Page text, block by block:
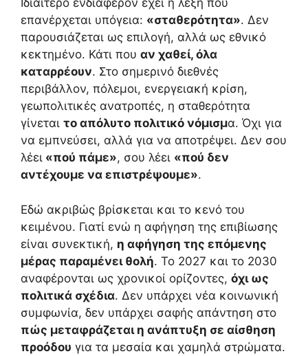
Ιδιαίτερο ενδιαφέρον έχει η λέξη που
επανέρχεται υπόγεια: «σταθερότητα». Δεν
παρουσιάζεται ως επιλογή, αλλά ως εθνικό
κεκτημένο. Κάτι που αν χαθεί, όλα
καταρρέουν. Στο σημερινό διεθνές
περιβάλλον, πόλεμοι, ενεργειακή κρίση,
γεωπολιτικές ανατροπές, η σταθερότητα
γίνεται το απόλυτο πολιτικό νόμισμα. Όχι για
να εμπνεύσει, αλλά για να αποτρέψει. Δεν σου
λέει «πού πάμε», σου λέει «πού δεν
αντέχουμε να επιστρέψουμε».
Εδώ ακριβώς βρίσκεται και το κενό του
κειμένου. Γιατί ενώ η αφήγηση της επιβίωσης
είναι συνεκτική, η αφήγηση της επόμενης
μέρας παραμένει θολή. Το 2027 και το 2030
αναφέρονται ως χρονικοί ορίζοντες, όχι ως
πολιτικά σχέδια. Δεν υπάρχει νέα κοινωνική
συμφωνία, δεν υπάρχει σαφής απάντηση στο
πώς μεταφράζεται η ανάπτυξη σε αίσθηση
προόδου για τα μεσαία και χαμηλά στρώματα.